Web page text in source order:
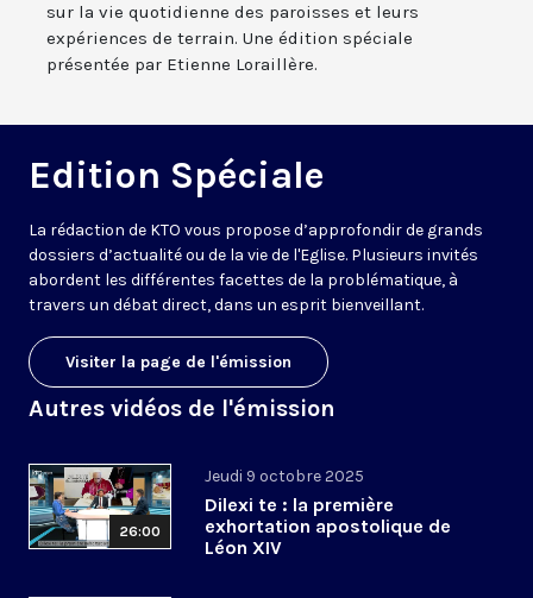
sur la vie quotidienne des paroisses et leurs
expériences de terrain. Une édition spéciale
présentée par Etienne Loraillère.
Edition Spéciale
La rédaction de KTO vous propose d’approfondir de grands
dossiers d’actualité ou de la vie de l'Eglise. Plusieurs invités
abordent les différentes facettes de la problématique, à
travers un débat direct, dans un esprit bienveillant.
Visiter la page de l'émission
Autres vidéos de l'émission
26:00
Jeudi 9 octobre 2025
Dilexi te : la première
exhortation apostolique de
Léon XIV